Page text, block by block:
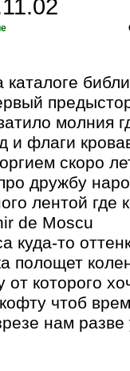
каталоге
молния
и флаги
скоро
дружбу
лентой где
de Moscu
куда-то
полощет
которого
чтоб
нам